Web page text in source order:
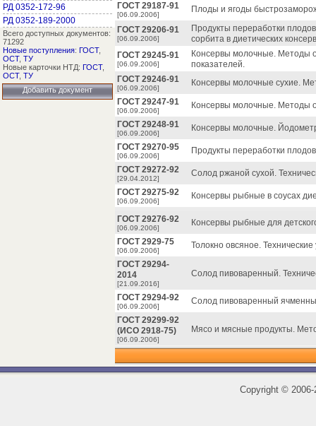
РД 0352-172-96
РД 0352-189-2000
Всего доступных документов:
71292
Новые поступления: ГОСТ,
ОСТ, ТУ
Новые карточки НТД: ГОСТ,
ОСТ, ТУ
Добавить документ
ГОСТ 29187-91
[06.09.2006]
Плоды и ягоды
ГОСТ 29206-91
[06.09.2006]
Продукты переработки
сорбита в диетических
ГОСТ 29245-91
[06.09.2006]
Консервы молочные. Методы
показателей.
ГОСТ 29246-91
[06.09.2006]
Консервы молочные сухие.
ГОСТ 29247-91
[06.09.2006]
Консервы молочные. Методы
ГОСТ 29248-91
[06.09.2006]
Консервы молочные.
ГОСТ 29270-95
[06.09.2006]
Продукты переработки
ГОСТ 29272-92
[29.04.2012]
Солод ржаной сухой.
ГОСТ 29275-92
[06.09.2006]
Консервы рыбные в соусах
ГОСТ 29276-92
[06.09.2006]
Консервы рыбные для
ГОСТ 2929-75
[06.09.2006]
Толокно овсяное. Технические
ГОСТ 29294-
2014
[21.09.2016]
Солод пивоваренный.
ГОСТ 29294-92
[06.09.2006]
Солод пивоваренный
ГОСТ 29299-92
(ИСО 2918-75)
[06.09.2006]
Мясо и мясные продукты.
Copyright ©